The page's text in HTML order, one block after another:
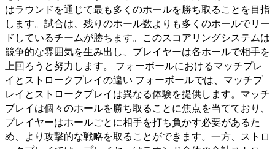
はラウンドを通じて最も多くのホールを勝ち取ることを目指
します。試合は、残りのホール数よりも多くのホールでリー
ドしているチームが勝ちます。このスコアリングシステムは
競争的な雰囲気を生み出し、プレイヤーは各ホールで相手を
上回ろうと努力します。 フォーボールにおけるマッチプレ
イとストロークプレイの違い フォーボールでは、マッチプ
レイとストロークプレイは異なる体験を提供します。マッチ
プレイは個々のホールを勝ち取ることに焦点を当てており、
プレイヤーはホールごとに相手を打ち負かす必要があるた
め、より攻撃的な戦略を取ることができます。一方、ストロ